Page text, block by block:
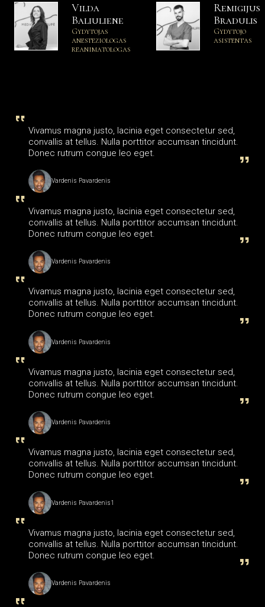
Vilda
Baliuliene
Gydytojas
anesteziologas
reanimatologas
Remigijus
Bradulis
Gydytojo
asistentas
Vivamus magna justo, lacinia eget consectetur sed,
convallis at tellus. Nulla porttitor accumsan tincidunt.
Donec rutrum congue leo eget.
Vardenis Pavardenis
Vivamus magna justo, lacinia eget consectetur sed,
convallis at tellus. Nulla porttitor accumsan tincidunt.
Donec rutrum congue leo eget.
Vardenis Pavardenis
Vivamus magna justo, lacinia eget consectetur sed,
convallis at tellus. Nulla porttitor accumsan tincidunt.
Donec rutrum congue leo eget.
Vardenis Pavardenis
Vivamus magna justo, lacinia eget consectetur sed,
convallis at tellus. Nulla porttitor accumsan tincidunt.
Donec rutrum congue leo eget.
Vardenis Pavardenis
Vivamus magna justo, lacinia eget consectetur sed,
convallis at tellus. Nulla porttitor accumsan tincidunt.
Donec rutrum congue leo eget.
Vardenis Pavardenis1
Vivamus magna justo, lacinia eget consectetur sed,
convallis at tellus. Nulla porttitor accumsan tincidunt.
Donec rutrum congue leo eget.
Vardenis Pavardenis